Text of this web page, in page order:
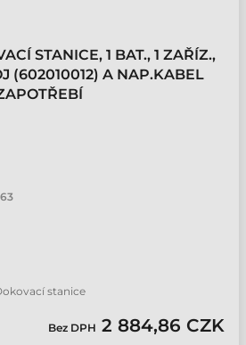
STANICE, 1 BAT., 1 ZAŘÍZ.,
(602010012) A NAP.KABEL
stanice
Bez DPH 2 884,86 CZK